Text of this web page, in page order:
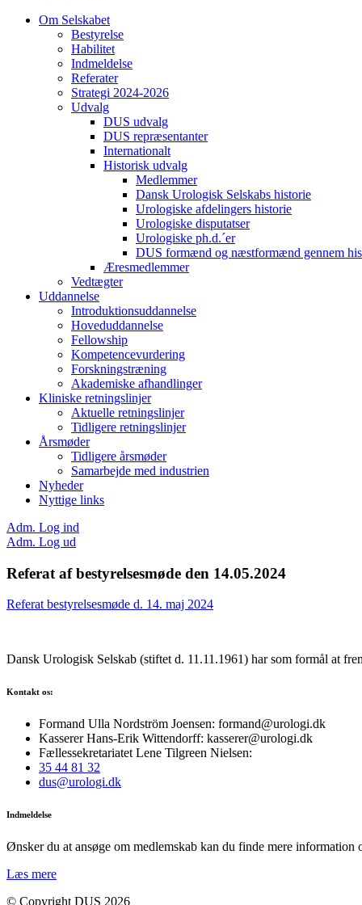
Om Selskabet
Bestyrelse
Habilitet
Indmeldelse
Referater
Strategi 2024-2026
Udvalg
DUS udvalg
DUS repræsentanter
Internationalt
Historisk udvalg
Medlemmer
Dansk Urologisk Selskabs historie
Urologiske afdelingers historie
Urologiske disputatser
Urologiske ph.d.´er
DUS formænd og næstformænd gennem
Æresmedlemmer
Vedtægter
Uddannelse
Introduktionsuddannelse
Hoveduddannelse
Fellowship
Kompetencevurdering
Forskningstræning
Akademiske afhandlinger
Kliniske retningslinjer
Aktuelle retningslinjer
Tidligere retningslinjer
Årsmøder
Tidligere årsmøder
Samarbejde med industrien
Nyheder
Nyttige links
Adm. Log ind
Adm. Log ud
Referat af bestyrelsesmøde den 14.05.2024
Referat bestyrelsesmøde d. 14. maj 2024
Dansk Urologisk Selskab (stiftet d. 11.11.1961) har som formål at
Kontakt os:
Formand Ulla Nordström Joensen: formand@urologi.dk
Kasserer Hans-Erik Wittendorff: kasserer@urologi.dk
Fællessekretariatet Lene Tilgreen Nielsen:
35 44 81 32
dus@urologi.dk
Indmeldelse
Ønsker du at ansøge om medlemskab kan du finde mere information
Læs mere
© Copyright DUS 2026